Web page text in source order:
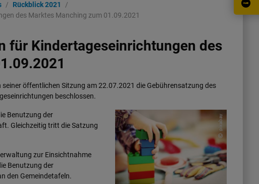
Rückblick 2021
des Marktes Manching zum 01.09.2021
für Kindertageseinrichtungen des
öffentlichen Sitzung am 22.07.2021 die Gebührensatzung des
beschlossen.
pixabay
Benutzung der
Gleichzeitig tritt die Satzung
zur Einsichtnahme
Benutzung der
den Gemeindetafeln.